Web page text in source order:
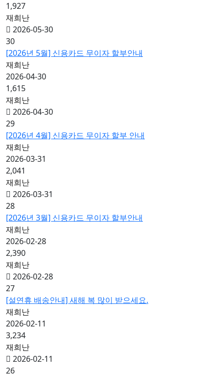
1,927
재희난
2026-05-30
30
[2026년 5월] 신용카드 무이자 할부안내
재희난
2026-04-30
1,615
재희난
2026-04-30
29
[2026년 4월] 신용카드 무이자 할부 안내
재희난
2026-03-31
2,041
재희난
2026-03-31
28
[2026년 3월] 신용카드 무이자 할부안내
재희난
2026-02-28
2,390
재희난
2026-02-28
27
[설연휴 배송안내] 새해 복 많이 받으세요.
재희난
2026-02-11
3,234
재희난
2026-02-11
26